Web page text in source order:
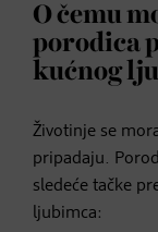
O čemu
porodica
kućnog
Životinje se
pripadaju.
sledeće tačke
ljubimca: